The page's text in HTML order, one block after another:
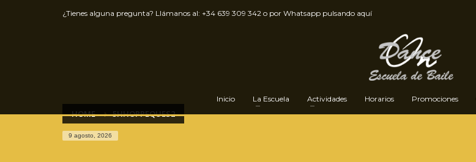
¿Tienes alguna pregunta? Llámanos al: +34 639 309 342 o por Whatsapp pulsando aquí
Inicio La Escuela Actividades Horarios Promociones
HOME 5HHOPPEQUES2
9 agosto, 2026